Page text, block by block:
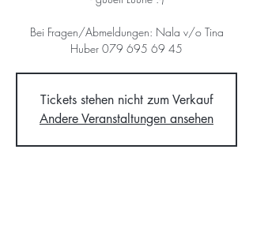
Bei Fragen/Abmeldungen: Nala v/o Tina
Huber 079 695 69 45
Tickets stehen nicht zum Verkauf
Andere Veranstaltungen ansehen